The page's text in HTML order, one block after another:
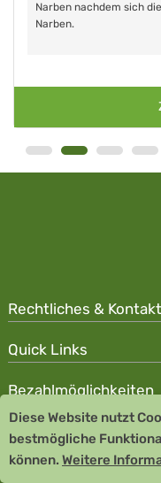
Narben nachdem sich
Narben.
Rechtliches & Kontakt
Quick Links
Bezahlmöglichkeiten
Copyright © 2026 Team
Remedia Homöopathie
Diese Website nutzt
bestmögliche
können. Weitere